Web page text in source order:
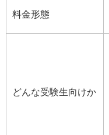
料金形態
どんな受験生向けか